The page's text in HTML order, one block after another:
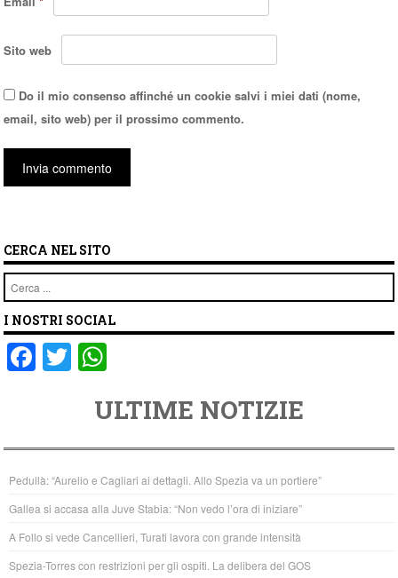
Sito web
Do il mio consenso affinché un cookie salvi i miei dati (nome,
email, sito web) per il prossimo commento.
CERCA NEL SITO
Cerca
I NOSTRI SOCIAL
F
e
b
o
o
k
T
er
at
s
A
p
p
ULTIME NOTIZIE
Pedullà: “Aurelio e Cagliari ai dettagli. Allo Spezia va un portiere”
Gallea si accasa alla Juve Stabia: “Non vedo l’ora di iniziare”
A Follo si vede Cancellieri, Turati lavora con grande intensità
Spezia-Torres con restrizioni per gli ospiti. La delibera del GOS